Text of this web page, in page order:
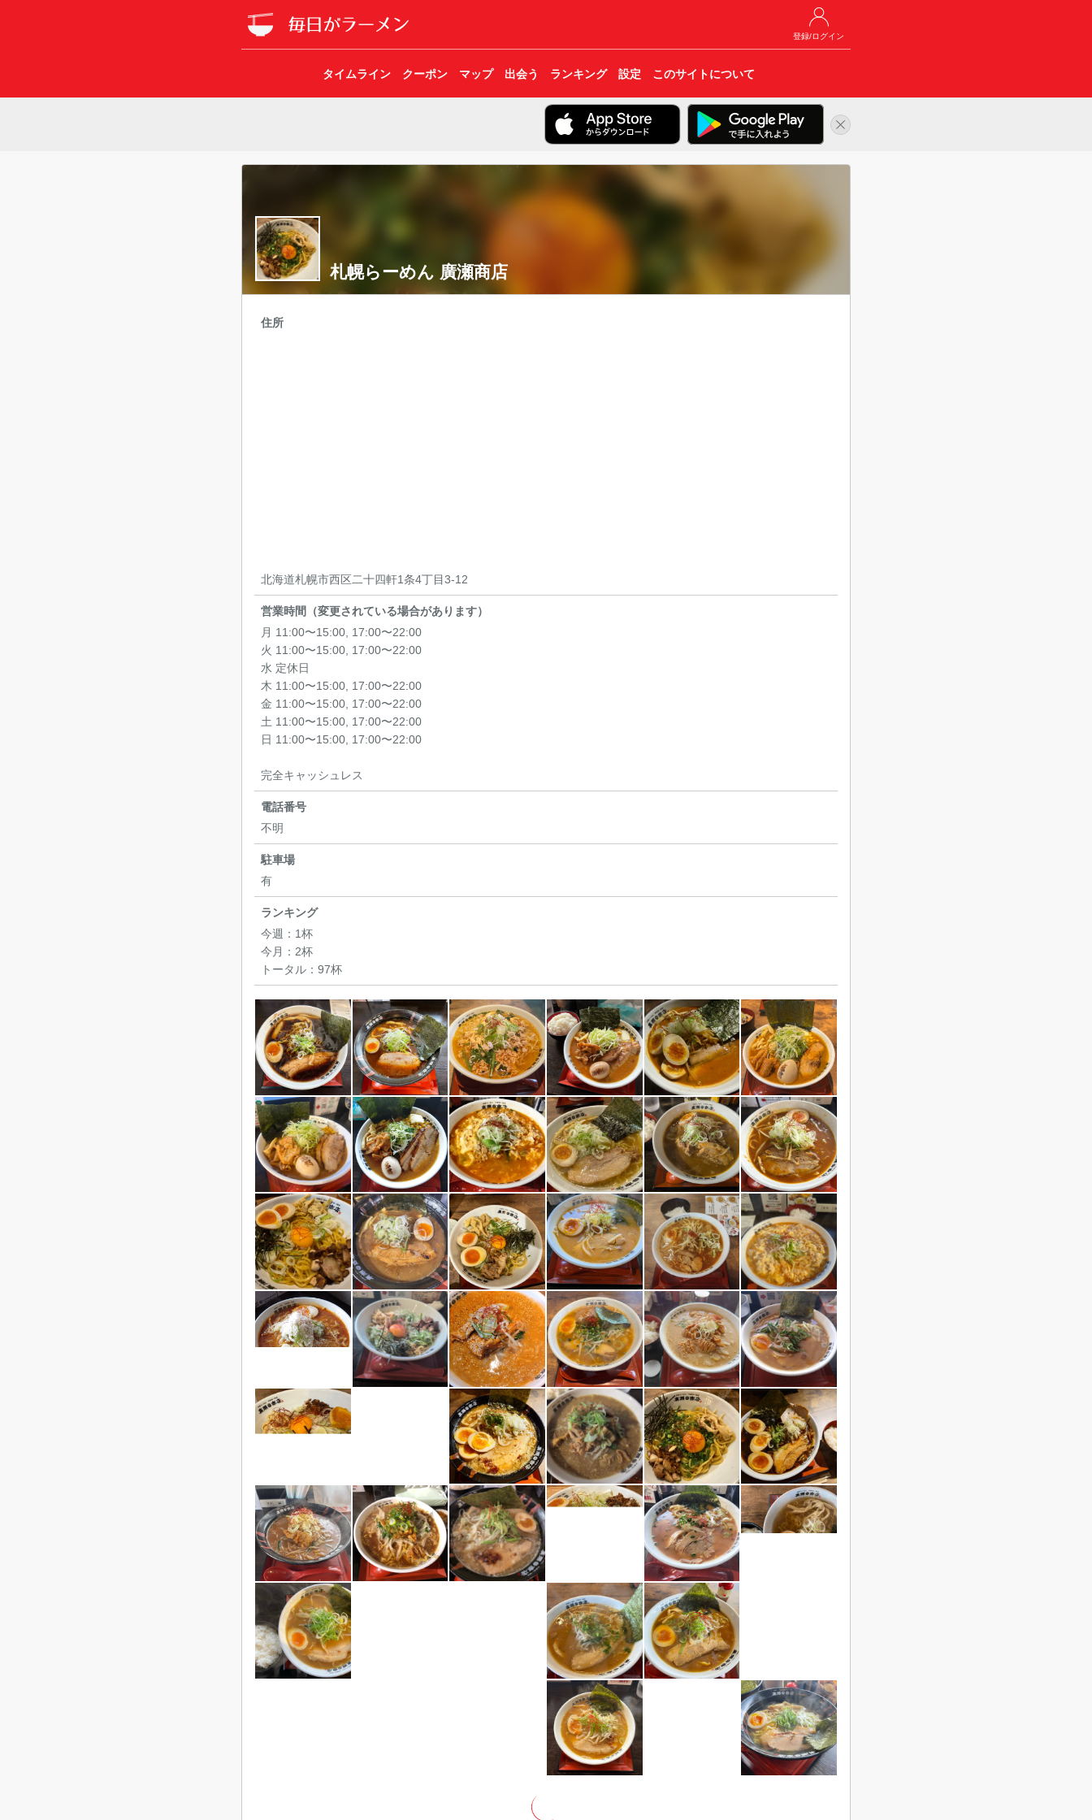
登録/ログイン
タイムライン クーポン マップ 出会う ランキング 設定 このサイトについて
札幌らーめん 廣瀬商店
住所
北海道札幌市西区二十四軒1条4丁目3-12
営業時間（変更されている場合があります）
月 11:00〜15:00, 17:00〜22:00
火 11:00〜15:00, 17:00〜22:00
水 定休日
木 11:00〜15:00, 17:00〜22:00
金 11:00〜15:00, 17:00〜22:00
土 11:00〜15:00, 17:00〜22:00
日 11:00〜15:00, 17:00〜22:00
完全キャッシュレス
電話番号
不明
駐車場
有
ランキング
今週： 1杯
今月： 2杯
トータル： 97杯